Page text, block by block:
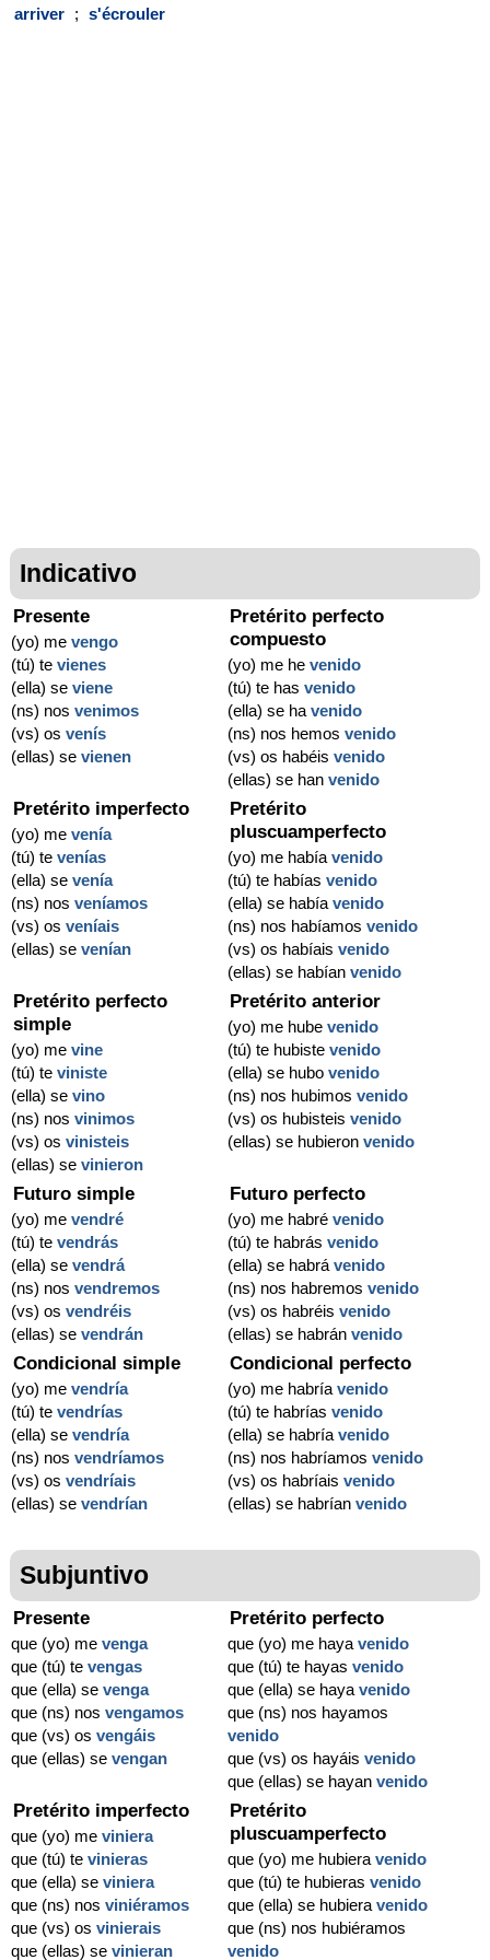
arriver ; s'écrouler
Indicativo
Presente
(yo) me vengo
(tú) te vienes
(ella) se viene
(ns) nos venimos
(vs) os venís
(ellas) se vienen
Pretérito perfecto
compuesto
(yo) me hevenido
(tú) te hasvenido
(ella) se havenido
(ns) nos hemosvenido
(vs) os habéisvenido
(ellas) se hanvenido
Pretérito imperfecto
(yo) me venía
(tú) te venías
(ella) se venía
(ns) nos veníamos
(vs) os veníais
(ellas) se venían
Pretérito
pluscuamperfecto
(yo) me habíavenido
(tú) te habíasvenido
(ella) se habíavenido
(ns) nos habíamosvenido
(vs) os habíaisvenido
(ellas) se habíanvenido
Pretérito perfecto
simple
(yo) me vine
(tú) te viniste
(ella) se vino
(ns) nos vinimos
(vs) os vinisteis
(ellas) se vinieron
Pretérito anterior
(yo) me hubevenido
(tú) te hubistevenido
(ella) se hubovenido
(ns) nos hubimosvenido
(vs) os hubisteisvenido
(ellas) se hubieronvenido
Futuro simple
(yo) me vendré
(tú) te vendrás
(ella) se vendrá
(ns) nos vendremos
(vs) os vendréis
(ellas) se vendrán
Futuro perfecto
(yo) me habrévenido
(tú) te habrásvenido
(ella) se habrávenido
(ns) nos habremosvenido
(vs) os habréisvenido
(ellas) se habránvenido
Condicional simple
(yo) me vendría
(tú) te vendrías
(ella) se vendría
(ns) nos vendríamos
(vs) os vendríais
(ellas) se vendrían
Condicional perfecto
(yo) me habríavenido
(tú) te habríasvenido
(ella) se habríavenido
(ns) nos habríamosvenido
(vs) os habríaisvenido
(ellas) se habríanvenido
Subjuntivo
Presente
que (yo) me venga
que (tú) te vengas
que (ella) se venga
que (ns) nos vengamos
que (vs) os vengáis
que (ellas) se vengan
Pretérito perfecto
que (yo) me hayavenido
que (tú) te hayasvenido
que (ella) se hayavenido
que (ns) nos hayamos
venido
que (vs) os hayáisvenido
que (ellas) se hayanvenido
Pretérito imperfecto
que (yo) me viniera
que (tú) te vinieras
que (ella) se viniera
que (ns) nos viniéramos
que (vs) os vinierais
que (ellas) se vinieran
Pretérito
pluscuamperfecto
que (yo) me hubieravenido
que (tú) te hubierasvenido
que (ella) se hubieravenido
que (ns) nos hubiéramos
venido